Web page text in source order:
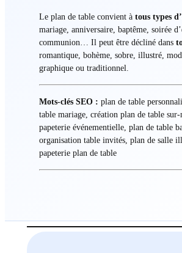
Le plan de table convient à tous types
mariage, anniversaire, baptême, soirée
communion… Il peut être décliné dans
romantique, bohème, sobre, illustré,
graphique ou traditionnel.
Mots-clés SEO : plan de table
table mariage, création plan de table sur-
papeterie événementielle, plan de table
organisation table invités, plan de salle
papeterie plan de table